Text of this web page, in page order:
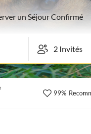
un Séjour Confirmé
99%